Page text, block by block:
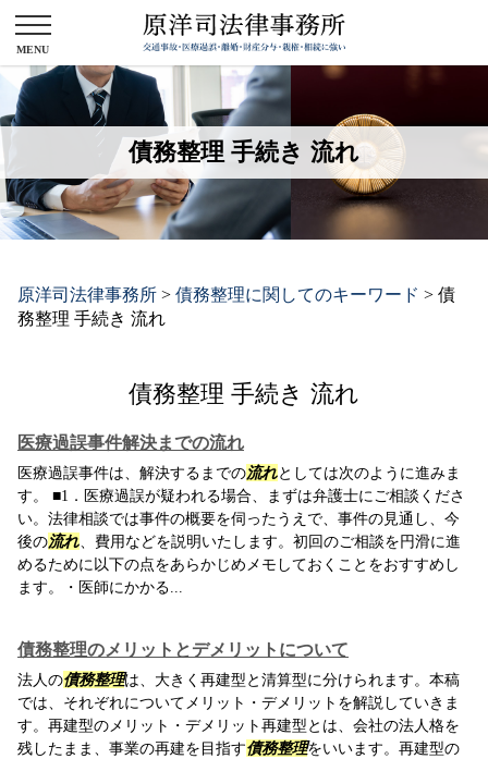
債務整理 手続き 流れ
原洋司法律事務所 > 債務整理に関してのキーワード > 債
務整理 手続き 流れ
債務整理 手続き 流れ
医療過誤事件解決までの流れ
医療過誤事件は、解決するまでの流れとしては次のように進みま
す。 ■1．医療過誤が疑われる場合、まずは弁護士にご相談くださ
い。法律相談では事件の概要を伺ったうえで、事件の見通し、今
後の流れ 、費用などを説明いたします。初回のご相談を円滑に進
めるために以下の点をあらかじめメモしておくことをおすすめし
ます。・医師にかかる...
債務整理のメリットとデメリットについて
法人の債務整理は、大きく再建型と清算型に分けられます。本稿
では、それぞれについてメリット・デメリットを解説していきま
す。再建型のメリット・デメリット再建型とは、会社の法人格を
残したまま、事業の再建を目指す債務整理をいいます。再建型の